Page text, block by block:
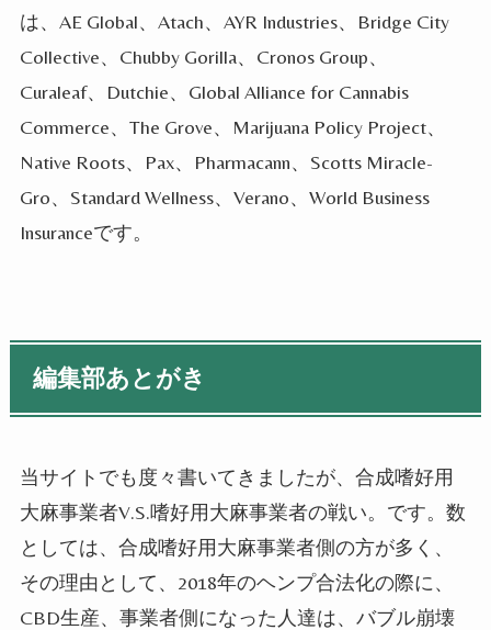
は、AE Global、Atach、AYR Industries、Bridge City
Collective、Chubby Gorilla、Cronos Group、
Curaleaf、Dutchie、Global Alliance for Cannabis
Commerce、The Grove、Marijuana Policy Project、
Native Roots、Pax、Pharmacann、Scotts Miracle-
Gro、Standard Wellness、Verano、World Business
Insuranceです。
編集部あとがき
当サイトでも度々書いてきましたが、合成嗜好用
大麻事業者V.S.嗜好用大麻事業者の戦い。です。数
としては、合成嗜好用大麻事業者側の方が多く、
その理由として、2018年のヘンプ合法化の際に、
CBD生産、事業者側になった人達は、バブル崩壊